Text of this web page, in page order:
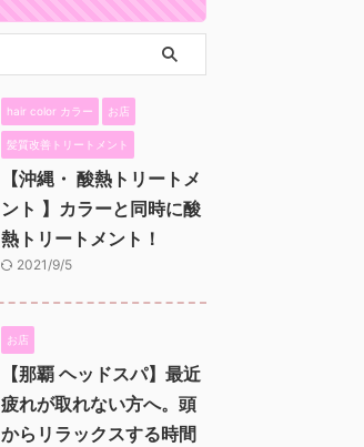
hair color カラー お店
髪質改善トリートメント
【沖縄・ 酸熱トリートメ
ント 】カラーと同時に酸
熱トリートメント！
2021/9/5
お店
【那覇 ヘッドスパ】最近
疲れが取れない方へ。頭
からリラックスする時間